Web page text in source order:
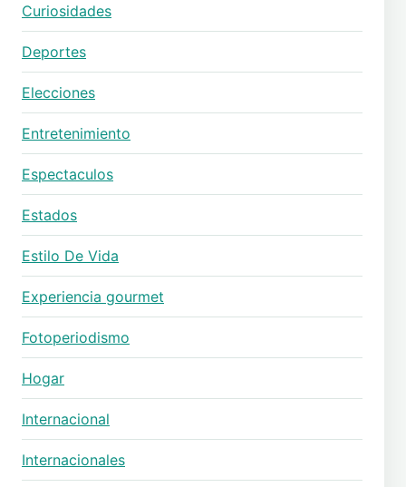
Curiosidades
Deportes
Elecciones
Entretenimiento
Espectaculos
Estados
Estilo De Vida
Experiencia gourmet
Fotoperiodismo
Hogar
Internacional
Internacionales